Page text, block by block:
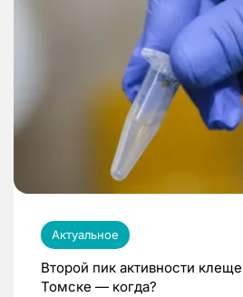
Актуальное
Второй пик активности
Томске — когда?